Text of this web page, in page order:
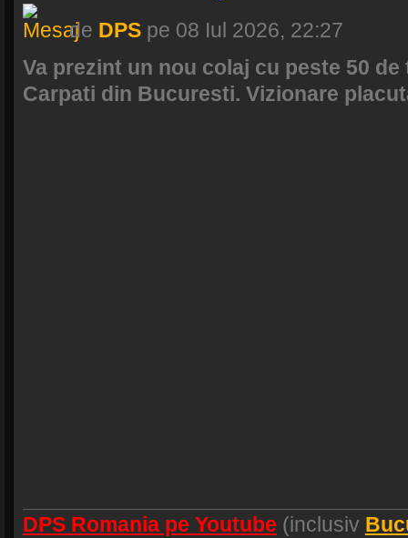
de DPSpe 08 Iul 2026, 22:27
Va prezint un nou colaj cu peste 50
Carpati din Bucuresti. Vizionare
DPS Romania pe Youtube (inclusiv